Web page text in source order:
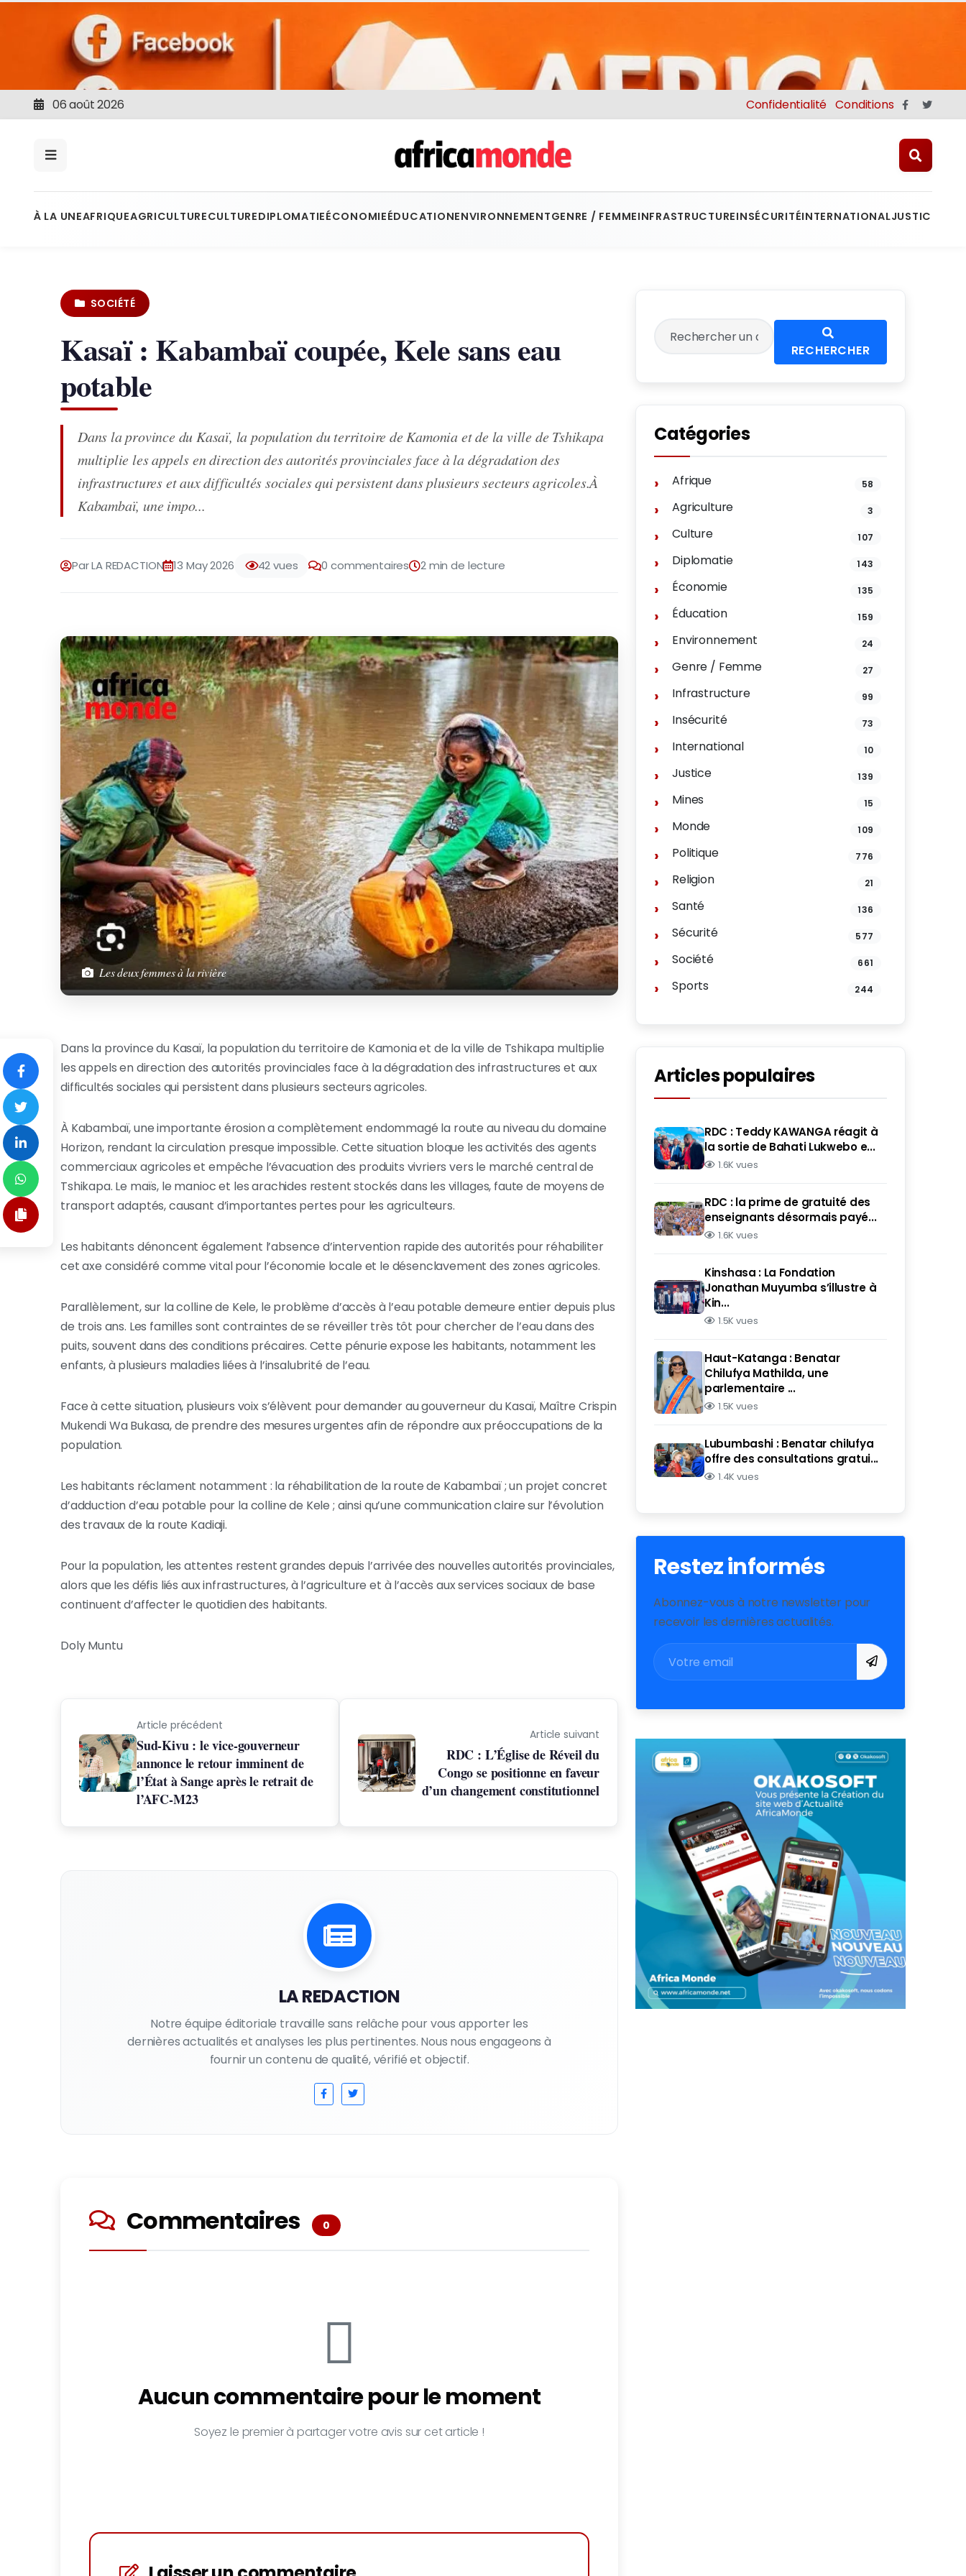
06 août 2026 Confidentialité Conditions
À LA UNEAFRIQUEAGRICULTURECULTUREDIPLOMATIEÉCONOMIEÉDUCATIONENVIRONNEMENTGENRE / FEMMEINFRASTRUCTUREINSÉCURITÉINTERNATIONALJUSTICE
SOCIÉTÉ
Kasaï : Kabambaï coupée, Kele sans eau
potable
Dans la province du Kasaï, la population du territoire de Kamonia et de la ville de Tshikapa
multiplie les appels en direction des autorités provinciales face à la dégradation des
infrastructures et aux difficultés sociales qui persistent dans plusieurs secteurs agricoles.À
Kabambaï, une impo...
Par LA REDACTION 13 May 2026 42 vues 0 commentaires 2 min de lecture
Les deux femmes à la rivière
Dans la province du Kasaï, la population du territoire de Kamonia et de la ville de Tshikapa multiplie
les appels en direction des autorités provinciales face à la dégradation des infrastructures et aux
difficultés sociales qui persistent dans plusieurs secteurs agricoles.
À Kabambaï, une importante érosion a complètement endommagé la route au niveau du domaine
Horizon, rendant la circulation presque impossible. Cette situation bloque les activités des agents
commerciaux agricoles et empêche l’évacuation des produits vivriers vers le marché central de
Tshikapa. Le maïs, le manioc et les arachides restent stockés dans les villages, faute de moyens de
transport adaptés, causant d’importantes pertes pour les agriculteurs.
Les habitants dénoncent également l’absence d’intervention rapide des autorités pour réhabiliter
cet axe considéré comme vital pour l’économie locale et le désenclavement des zones agricoles.
Parallèlement, sur la colline de Kele, le problème d’accès à l’eau potable demeure entier depuis plus
de trois ans. Les familles sont contraintes de se réveiller très tôt pour chercher de l’eau dans des
puits, souvent dans des conditions précaires. Cette pénurie expose les habitants, notamment les
enfants, à plusieurs maladies liées à l’insalubrité de l’eau.
Face à cette situation, plusieurs voix s’élèvent pour demander au gouverneur du Kasaï, Maître Crispin
Mukendi Wa Bukasa, de prendre des mesures urgentes afin de répondre aux préoccupations de la
population.
Les habitants réclament notamment : la réhabilitation de la route de Kabambaï ; un projet concret
d’adduction d’eau potable pour la colline de Kele ; ainsi qu’une communication claire sur l’évolution
des travaux de la route Kadiaji.
Pour la population, les attentes restent grandes depuis l’arrivée des nouvelles autorités provinciales,
alors que les défis liés aux infrastructures, à l’agriculture et à l’accès aux services sociaux de base
continuent d’affecter le quotidien des habitants.
Doly Muntu
Article précédent
Sud-Kivu : le vice-gouverneur
annonce le retour imminent de
l’État à Sange après le retrait de
l’AFC-M23
Article suivant
RDC : L’Église de Réveil du
Congo se positionne en faveur
d’un changement constitutionnel
LA REDACTION
Notre équipe éditoriale travaille sans relâche pour vous apporter les
dernières actualités et analyses les plus pertinentes. Nous nous engageons à
fournir un contenu de qualité, vérifié et objectif.
Commentaires 0
Aucun commentaire pour le moment
Soyez le premier à partager votre avis sur cet article !
RECHERCHER
Catégories
Afrique 58
Agriculture 3
Culture 107
Diplomatie 143
Économie 135
Éducation 159
Environnement 24
Genre / Femme 27
Infrastructure 99
Insécurité 73
International 10
Justice 139
Mines 15
Monde 109
Politique 776
Religion 21
Santé 136
Sécurité 577
Société 661
Sports 244
Articles populaires
RDC : Teddy KAWANGA réagit à
la sortie de Bahati Lukwebo e...
1.6K vues
RDC : la prime de gratuité des
enseignants désormais payé...
1.6K vues
Kinshasa : La Fondation
Jonathan Muyumba s’illustre à
Kin...
1.5K vues
Haut-Katanga : Benatar
Chilufya Mathilda, une
parlementaire ...
1.5K vues
Lubumbashi : Benatar chilufya
offre des consultations gratui...
1.4K vues
Restez informés
Abonnez-vous à notre newsletter pour
recevoir les dernières actualités.